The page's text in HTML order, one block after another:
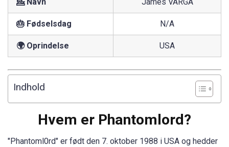
💁 Navn James VARGA
🎂 Fødselsdag N/A
🌍 Oprindelse USA
Indhold
Hvem er Phantomlord?
"Phantoml0rd" er født den 7. oktober 1988 i USA og hedder